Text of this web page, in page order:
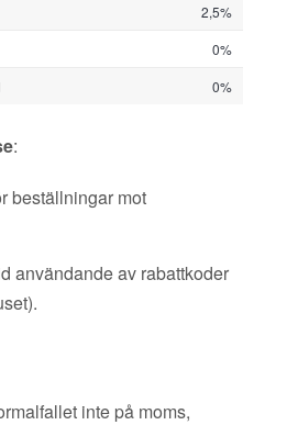
2,5%
0%
0%
:
beställningar mot
användande av rabattkoder
inte på moms,